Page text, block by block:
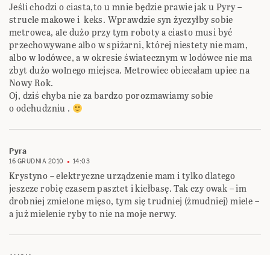
Jeśli chodzi o ciasta,to u mnie będzie prawie jak u Pyry –
strucle makowe i keks. Wprawdzie syn życzyłby sobie
metrowca, ale dużo przy tym roboty a ciasto musi być
przechowywane albo w spiżarni, której niestety nie mam,
albo w lodówce, a w okresie światecznym w lodówce nie ma
zbyt dużo wolnego miejsca. Metrowiec obiecałam upiec na
Nowy Rok.
Oj, dziś chyba nie za bardzo porozmawiamy sobie
o odchudzniu .
Pyra
16 GRUDNIA 2010 14:03
Krystyno – elektryczne urządzenie mam i tylko dlatego
jeszcze robię czasem pasztet i kiełbasę. Tak czy owak – im
drobniej zmielone mięso, tym się trudniej (żmudniej) miele –
a już mielenie ryby to nie na moje nerwy.